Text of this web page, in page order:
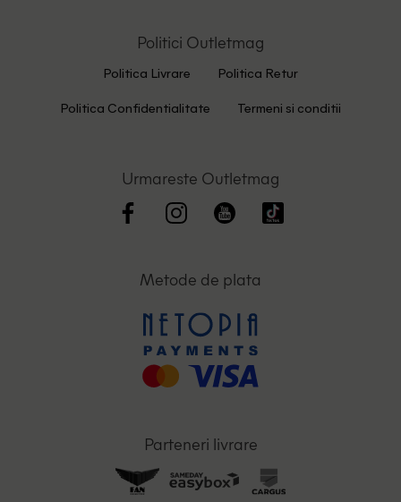
Politici Outletmag
Politica Livrare Politica Retur
Politica Confidentialitate Termeni si conditii
Urmareste Outletmag
Metode de plata
Parteneri livrare